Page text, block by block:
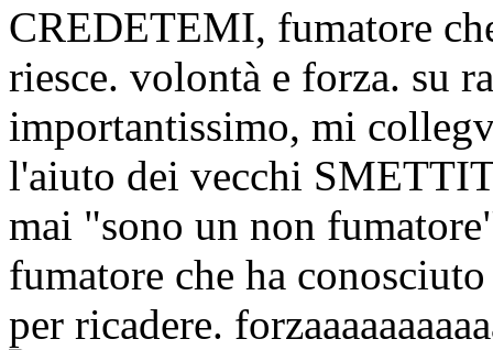
CREDETEMI, fumatore
riesce. volontà e forza. su
importantissimo, mi
l'aiuto dei vecchi
mai "sono un non
fumatore che ha
per ricadere.